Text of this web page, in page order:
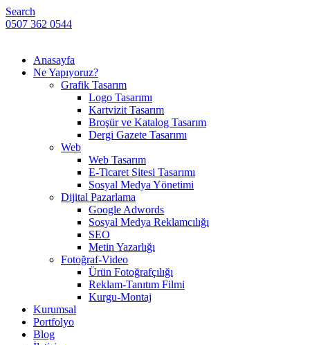
Search
0507 362 0544
Anasayfa
Ne Yapıyoruz?
Grafik Tasarım
Logo Tasarımı
Kartvizit Tasarım
Broşür ve Katalog Tasarım
Dergi Gazete Tasarımı
Web
Web Tasarım
E-Ticaret Sitesi Tasarımı
Sosyal Medya Yönetimi
Dijital Pazarlama
Google Adwords
Sosyal Medya Reklamcılığı
SEO
Metin Yazarlığı
Fotoğraf-Video
Ürün Fotoğrafçılığı
Reklam-Tanıtım Filmi
Kurgu-Montaj
Kurumsal
Portfolyo
Blog